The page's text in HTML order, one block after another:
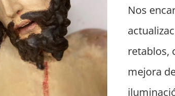
Nos
retablos,
mejora